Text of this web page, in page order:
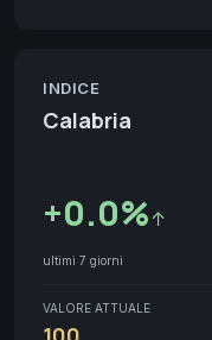
INDICE
Calabria
+0.0%↑
ultimi 7 giorni
VALORE ATTUALE